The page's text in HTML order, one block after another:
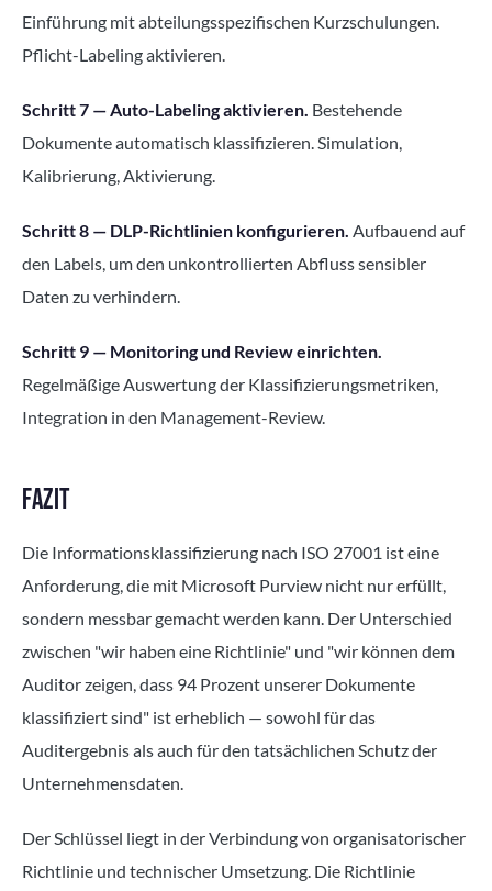
Einführung mit abteilungsspezifischen Kurzschulungen.
Pflicht-Labeling aktivieren.
Schritt 7 — Auto-Labeling aktivieren. Bestehende
Dokumente automatisch klassifizieren. Simulation,
Kalibrierung, Aktivierung.
Schritt 8 — DLP-Richtlinien konfigurieren. Aufbauend auf
den Labels, um den unkontrollierten Abfluss sensibler
Daten zu verhindern.
Schritt 9 — Monitoring und Review einrichten.
Regelmäßige Auswertung der Klassifizierungsmetriken,
Integration in den Management-Review.
FAZIT
Die Informationsklassifizierung nach ISO 27001 ist eine
Anforderung, die mit Microsoft Purview nicht nur erfüllt,
sondern messbar gemacht werden kann. Der Unterschied
zwischen "wir haben eine Richtlinie" und "wir können dem
Auditor zeigen, dass 94 Prozent unserer Dokumente
klassifiziert sind" ist erheblich — sowohl für das
Auditergebnis als auch für den tatsächlichen Schutz der
Unternehmensdaten.
Der Schlüssel liegt in der Verbindung von organisatorischer
Richtlinie und technischer Umsetzung. Die Richtlinie